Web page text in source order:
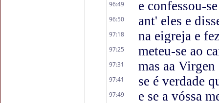
96:49 e confessou-
96:50 ant' eles e
97:18 na eigreja e
97:25 meteu-se ao
97:31 mas aa
97:41 se é verdade
97:49 e se a vóssa